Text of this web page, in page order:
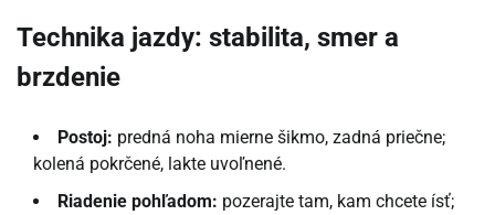
Technika jazdy: stabilita, smer a
brzdenie
Postoj: predná noha mierne šikmo, zadná priečne;
kolená pokrčené, lakte uvoľnené.
Riadenie pohľadom: pozerajte tam, kam chcete ísť;